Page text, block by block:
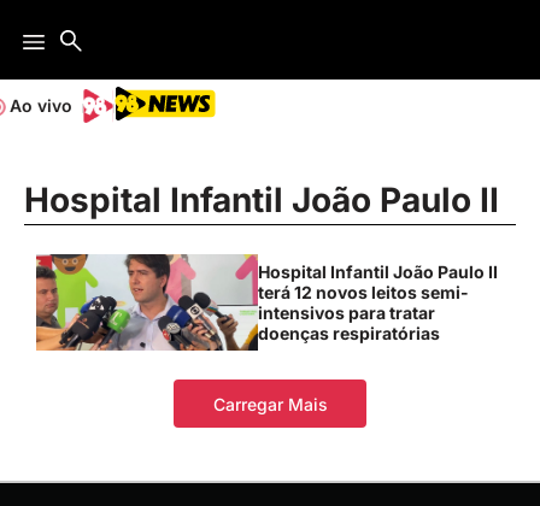
Ao vivo
Hospital Infantil João Paulo II
Hospital Infantil João Paulo II
terá 12 novos leitos semi-
intensivos para tratar
doenças respiratórias
Carregar Mais